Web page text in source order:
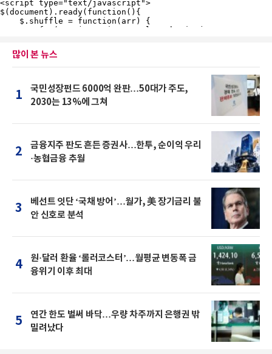
많이 본 뉴스
1
국민성장펀드 6000억 완판…50대가 주도,
2030는 13%에 그쳐
2
금융지주 판도 흔든 증권사…한투, 순이익 우리
·농협금융 추월
3
베선트 잇단 ‘국채 방어’…월가, 美 장기금리 불
안 신호로 분석
4
원·달러 환율 ‘롤러코스터’…월평균 변동폭 금
융위기 이후 최대
5
연간 한도 벌써 바닥…우량 차주까지 은행권 밖
밀려났다